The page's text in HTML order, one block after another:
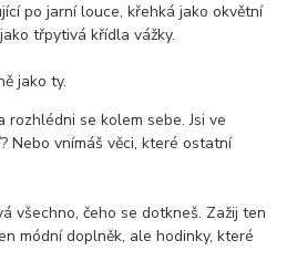
po jarní louce, křehká jako okvětní
třpytivá křídla vážky.
jako ty.
rozhlédni se kolem sebe. Jsi ve
Nebo vnímáš věci, které ostatní
všechno, čeho se dotkneš. Zažij ten
módní doplněk, ale hodinky, které